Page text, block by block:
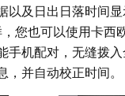
以及日出日落时间
您也可以使用卡西
手机配对，无缝拨
并自动校正时间。